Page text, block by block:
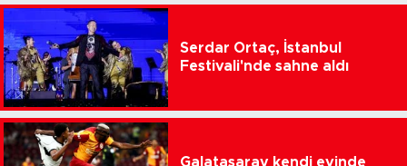
Serdar Ortaç, İstanbul
Festivali'nde sahne aldı
Galatasaray kendi evinde